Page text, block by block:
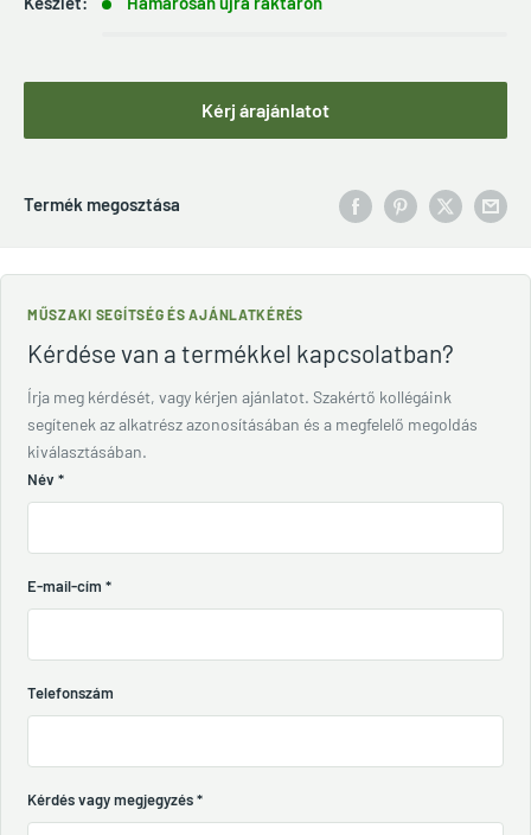
Kérj árajánlatot
Termék megosztása
MŰSZAKI SEGÍTSÉG ÉS AJÁNLATKÉRÉS
Kérdése van a termékkel kapcsolatban?
Írja meg kérdését, vagy kérjen ajánlatot. Szakértő kollégáink
segítenek az alkatrész azonosításában és a megfelelő megoldás
kiválasztásában.
Név *
E-mail-cím *
Telefonszám
Kérdés vagy megjegyzés*